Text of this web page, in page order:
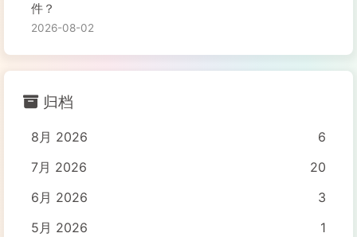
件？
2026-08-02
归档
8月 2026
6
7月 2026
20
6月 2026
3
5月 2026
1